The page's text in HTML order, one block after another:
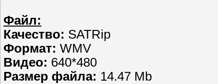
Файл:
Качество: SATRip
Формат: WMV
Видео: 640*480
Размер файла: 14.47 Mb